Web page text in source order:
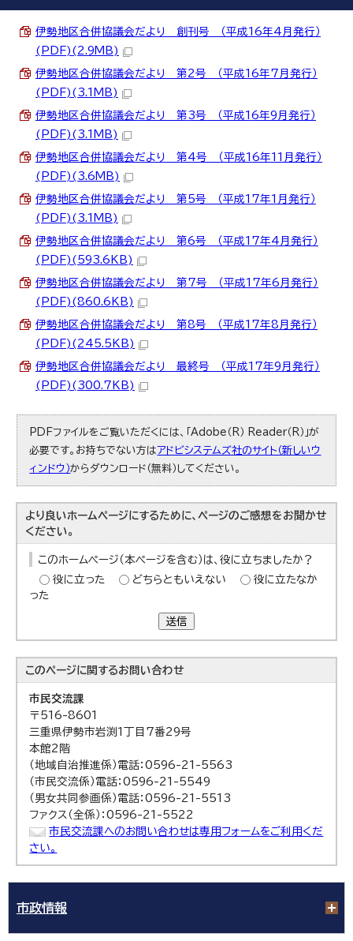
伊勢地区合併協議会だより 創刊号 （平成16年4月発行）
(PDF)(2.9MB)
伊勢地区合併協議会だより 第2号 （平成16年7月発行）
(PDF)(3.1MB)
伊勢地区合併協議会だより 第3号 （平成16年9月発行）
(PDF)(3.1MB)
伊勢地区合併協議会だより 第4号 （平成16年11月発行）
(PDF)(3.6MB)
伊勢地区合併協議会だより 第5号 （平成17年1月発行）
(PDF)(3.1MB)
伊勢地区合併協議会だより 第6号 （平成17年4月発行）
(PDF)(593.6KB)
伊勢地区合併協議会だより 第7号 （平成17年6月発行）
(PDF)(860.6KB)
伊勢地区合併協議会だより 第8号 （平成17年8月発行）
(PDF)(245.5KB)
伊勢地区合併協議会だより 最終号 （平成17年9月発行）
(PDF)(300.7KB)
PDFファイルをご覧いただくには、「Adobe（R） Reader（R）」が
必要です。お持ちでない方は アドビシステムズ社のサイト（新しいウ
ィンドウ）からダウンロード（無料）してください。
より良いホームページにするために、ページのご感想をお聞かせ
ください。
このホームページ（本ページを含む）は、役に立ちましたか？
役に立った
どちらともいえない
役に立たなか
った
送信
このページに関するお問い合わせ
市民交流課
〒516-8601
三重県伊勢市岩渕1丁目7番29号
本館2階
（地域自治推進係）電話：0596-21-5563
（市民交流係）電話：0596-21-5549
（男女共同参画係）電話：0596-21-5513
ファクス（全係）：0596-21-5522
市民交流課へのお問い合わせは専用フォームをご利用くだ
さい。
市政情報